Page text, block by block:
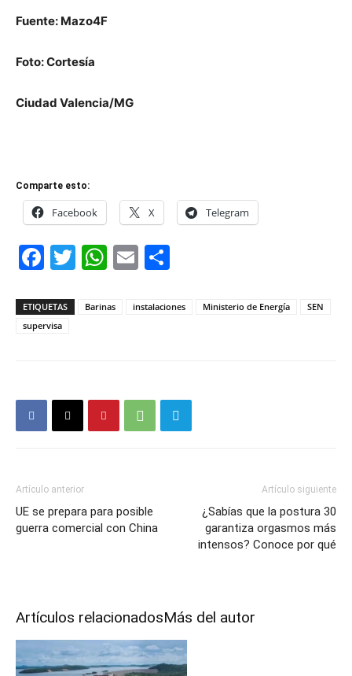
Fuente: Mazo4F
Foto: Cortesía
Ciudad Valencia/MG
Comparte esto:
Facebook X Telegram
Facebook
Twitter
WhatsApp
Email
ETIQUETAS Barinas instalaciones Ministerio de Energía
SEN
supervisa
Artículo anterior
UE se prepara para posible
guerra comercial con China
Artículo siguiente
¿Sabías que la postura 30
garantiza orgasmos más
intensos? Conoce por qué
Artículos relacionadosMás del autor